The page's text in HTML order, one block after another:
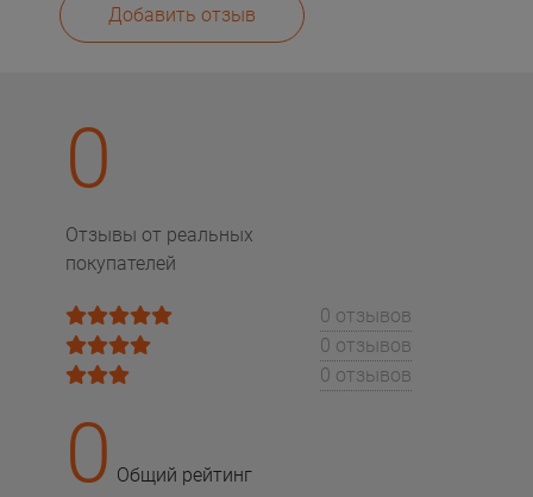
Добавить отзыв
0
Отзывы от реальных
покупателей
0 отзывов
0 отзывов
0 отзывов
0 Общий рейтинг